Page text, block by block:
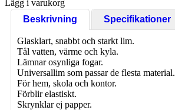
Lägg i varukorg
Beskrivning
Specifikationer
Glasklart, snabbt och starkt lim.
Tål vatten, värme och kyla.
Lämnar osynliga fogar.
Universallim som passar de flesta material.
För hem, skola och kontor.
Förblir elastiskt.
Skrynklar ej papper.